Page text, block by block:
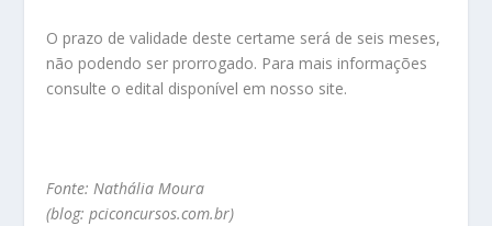
O prazo de validade deste certame será de seis meses,
não podendo ser prorrogado. Para mais informações
consulte o edital disponível em nosso site.
Fonte:Nathália Moura
(blog: pciconcursos.com.br)